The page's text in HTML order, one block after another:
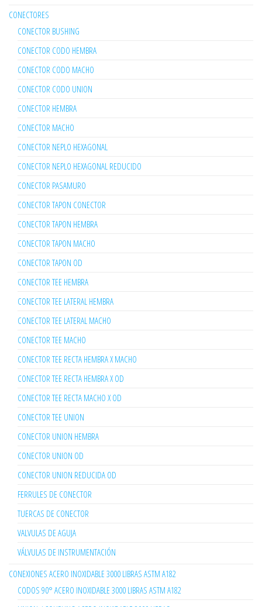
CONECTORES
CONECTOR BUSHING
CONECTOR CODO HEMBRA
CONECTOR CODO MACHO
CONECTOR CODO UNION
CONECTOR HEMBRA
CONECTOR MACHO
CONECTOR NEPLO HEXAGONAL
CONECTOR NEPLO HEXAGONAL REDUCIDO
CONECTOR PASAMURO
CONECTOR TAPON CONECTOR
CONECTOR TAPON HEMBRA
CONECTOR TAPON MACHO
CONECTOR TAPON OD
CONECTOR TEE HEMBRA
CONECTOR TEE LATERAL HEMBRA
CONECTOR TEE LATERAL MACHO
CONECTOR TEE MACHO
CONECTOR TEE RECTA HEMBRA X MACHO
CONECTOR TEE RECTA HEMBRA X OD
CONECTOR TEE RECTA MACHO X OD
CONECTOR TEE UNION
CONECTOR UNION HEMBRA
CONECTOR UNION OD
CONECTOR UNION REDUCIDA OD
FERRULES DE CONECTOR
TUERCAS DE CONECTOR
VALVULAS DE AGUJA
VÁLVULAS DE INSTRUMENTACIÓN
CONEXIONES ACERO INOXIDABLE 3000 LIBRAS ASTM A182
CODOS 90° ACERO INOXIDABLE 3000 LIBRAS ASTM A182